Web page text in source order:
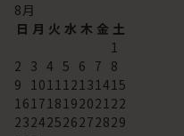
8月
日 月 火 水 木 金 土
1
2 3 4 5 6 7 8
9 101112131415
16171819202122
23242526272829